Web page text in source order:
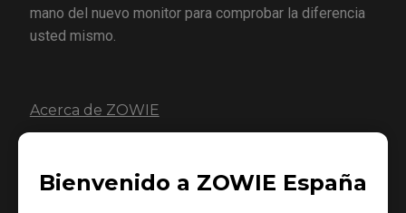
Bienvenido a ZOWIE España
mano del nuevo monitor para comprobar la diferencia
usted mismo.
Acerca de ZOWIE
dedicada al desarrollo de los mejores accesorios para
juegos competitivos que potencian el rendimiento de